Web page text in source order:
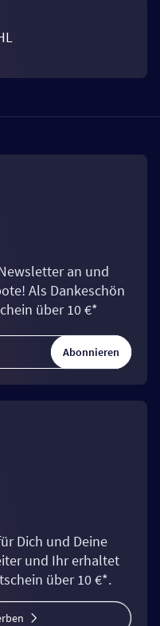
an und
Als Dankeschön
über 10 €*
Abonnieren
Dich und Deine
und Ihr erhaltet
über 10 €*.